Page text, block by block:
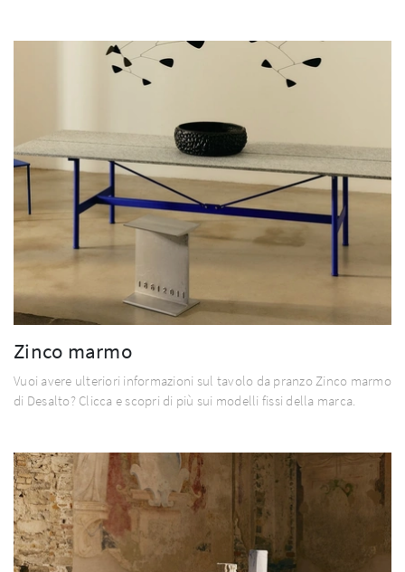
Zinco marmo
Vuoi avere ulteriori informazioni sul tavolo da pranzo Zinco marmo
di Desalto? Clicca e scopri di più sui modelli fissi della marca.